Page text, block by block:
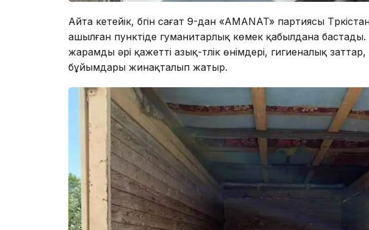
Айта кетейік, бүгін сағат 9-дан «AMANAT» партиясы
ашылған пунктіде гуманитарлық көмек қабылдана
жарамды әрі қажетті азық-түлік өнімдері, гигиеналық
бұйымдары жинақталып жатыр.